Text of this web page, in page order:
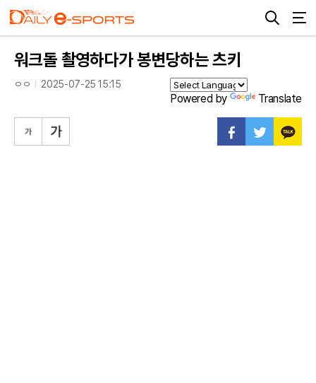
워크돌 촬영하다가 봉변당하는 츠키
ㅇㅇ 2025-07-25 15:15
Powered by Translate